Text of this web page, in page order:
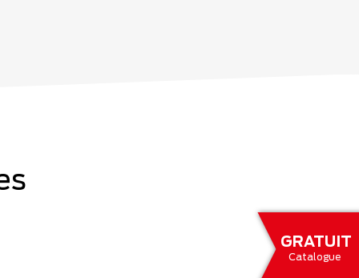
GRATUIT
Catalogue